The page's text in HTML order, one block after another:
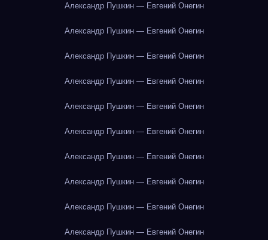
Александр Пушкин — Евгений Онегин
Александр Пушкин — Евгений Онегин
Александр Пушкин — Евгений Онегин
Александр Пушкин — Евгений Онегин
Александр Пушкин — Евгений Онегин
Александр Пушкин — Евгений Онегин
Александр Пушкин — Евгений Онегин
Александр Пушкин — Евгений Онегин
Александр Пушкин — Евгений Онегин
Александр Пушкин — Евгений Онегин